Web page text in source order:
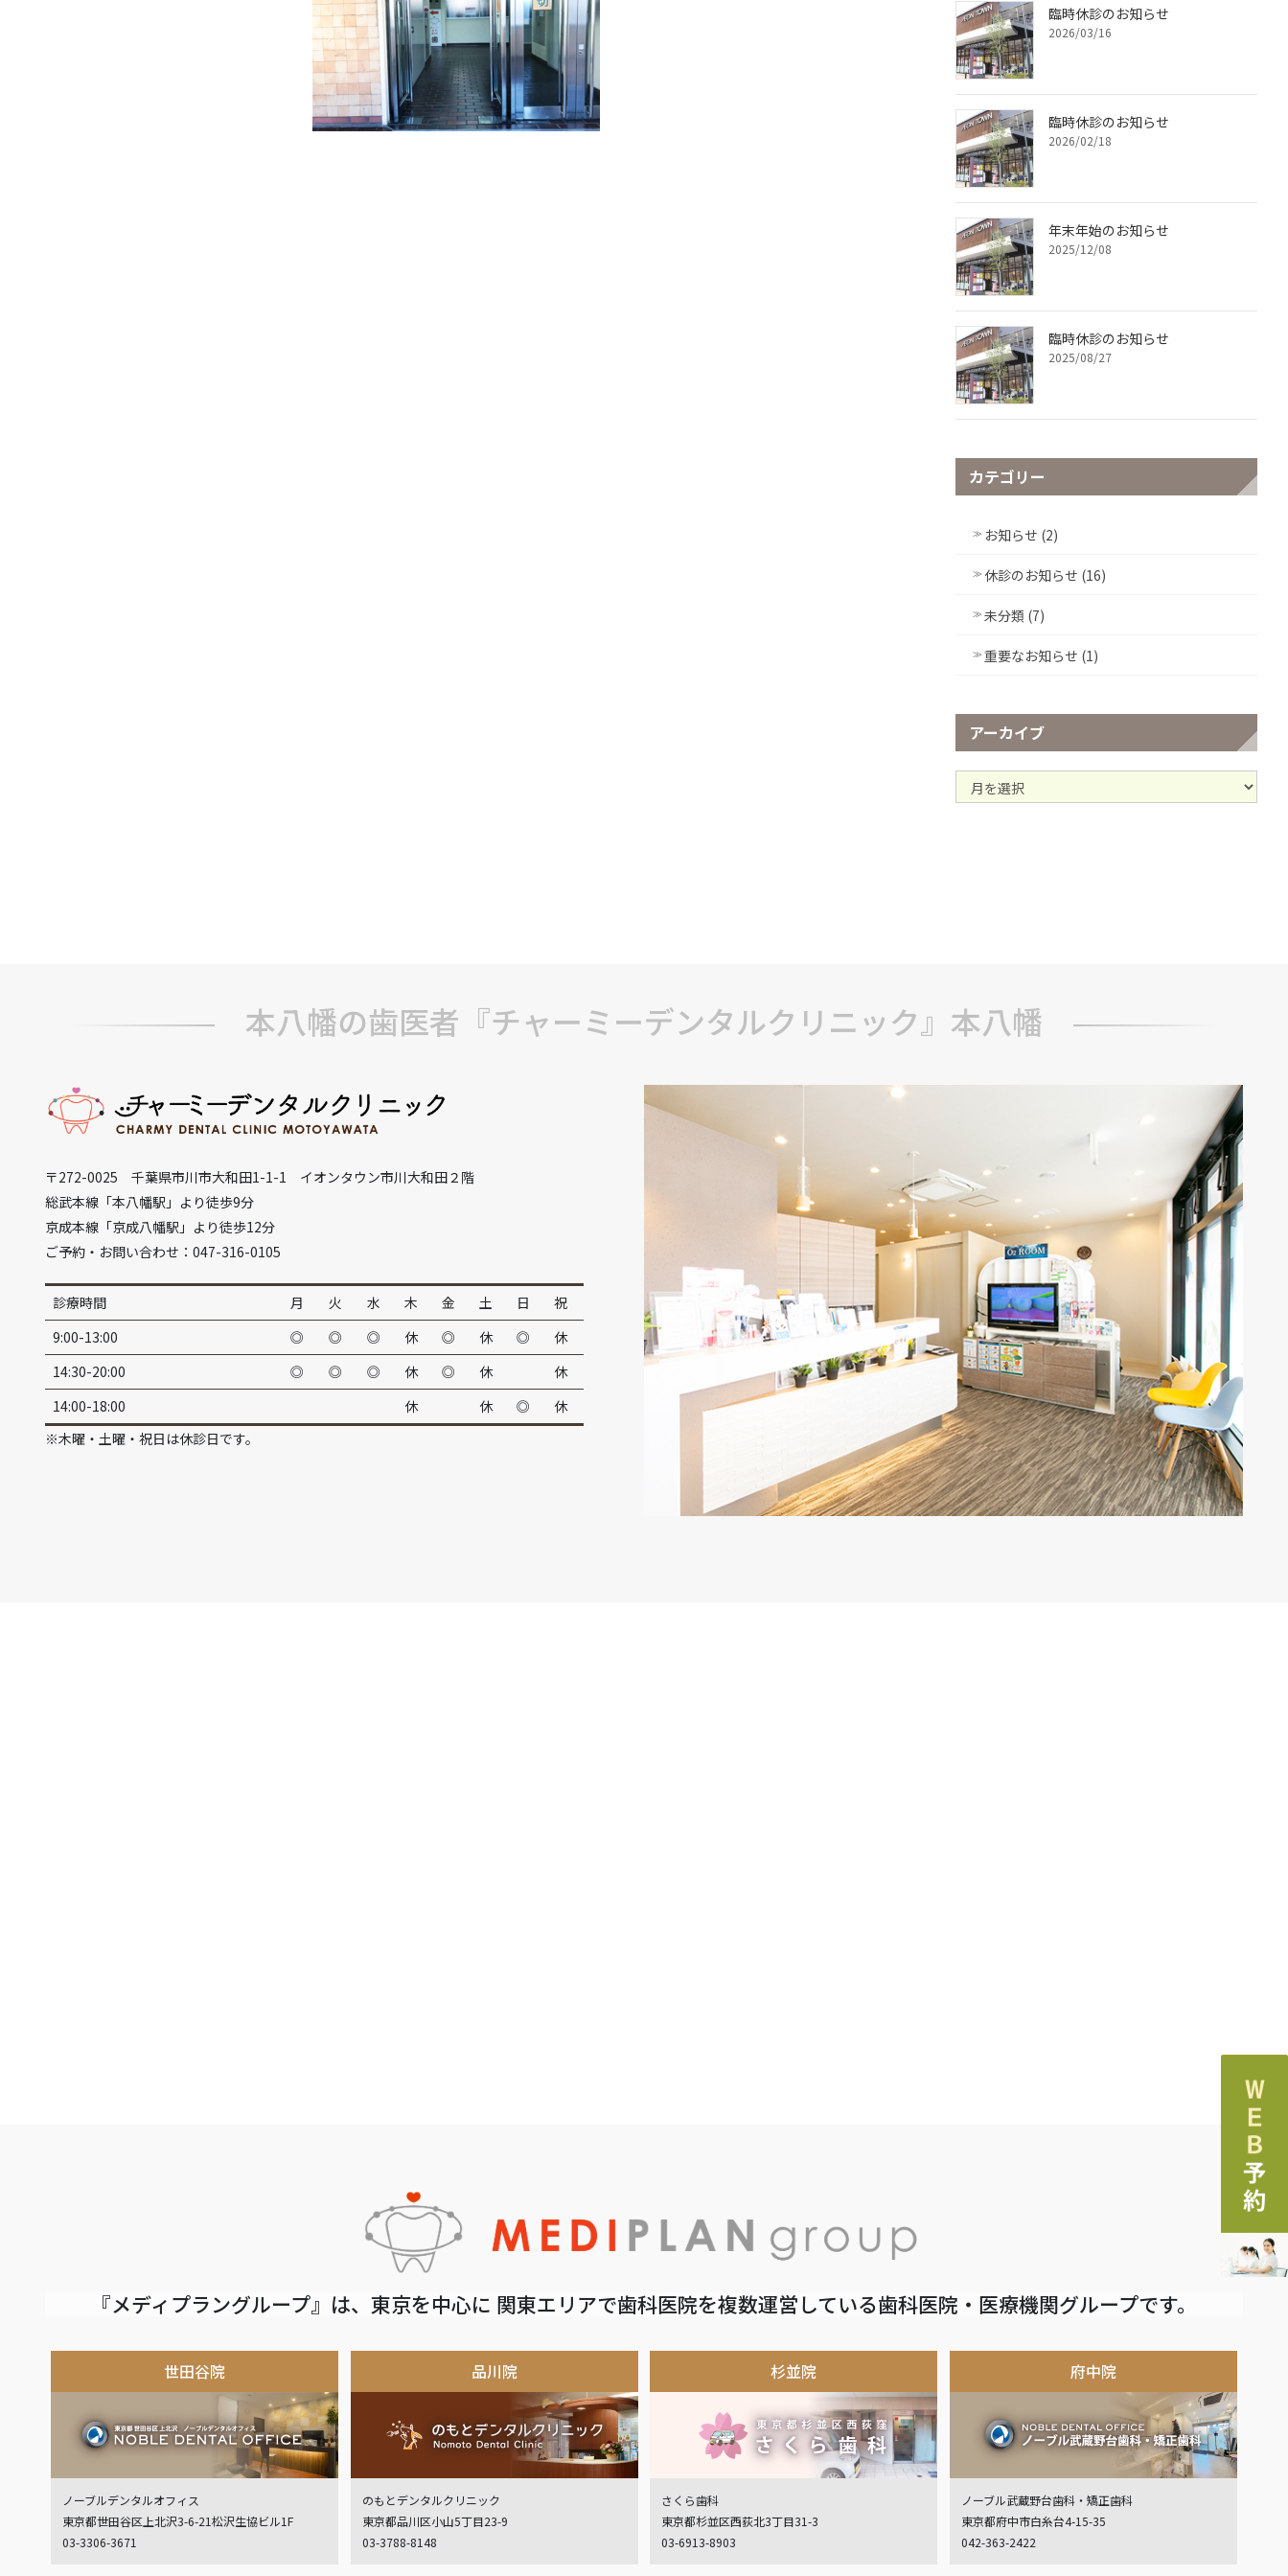
臨時休診のお知らせ
2026/03/16
臨時休診のお知らせ
2026/02/18
年末年始のお知らせ
2025/12/08
臨時休診のお知らせ
2025/08/27
カテゴリー
お知らせ (2)
休診のお知らせ (16)
未分類 (7)
重要なお知らせ (1)
アーカイブ
ー
本八幡の歯医者『チャーミーデンタルクリニック』本八幡
〒272-0025 千葉県市川市大和田1-1-1 イオンタウン市川大和田２階
総武本線「本八幡駅」より徒歩9分
京成本線「京成八幡駅」より徒歩12分
ご予約・お問い合わせ：047-316-0105
診療時間 月 火 水 木 金 土 日
祝
9:00-13:00
◎ ◎ ◎ 休 ◎ 休 ◎
休
14:30-20:00
◎ ◎ ◎ 休 ◎ 休
休
14:00-18:00
休 休 ◎
休
※木曜・土曜・祝日は休診日です。
『メディプラングループ』は、東京を中心に 関東エリアで歯科医院を複数運営している歯科医院・医療機関グループです。
世田谷院
ノーブルデンタルオフィス
東京都世田谷区上北沢3-6-21松沢生協ビル1F
03-3306-3671
品川院
のもとデンタルクリニック
東京都品川区小山5丁目23-9
03-3788-8148
杉並院
さくら歯科
東京都杉並区西荻北3丁目31-3
03-6913-8903
府中院
ノーブル武蔵野台歯科・矯正歯科
東京都府中市白糸台4-15-35
042-363-2422